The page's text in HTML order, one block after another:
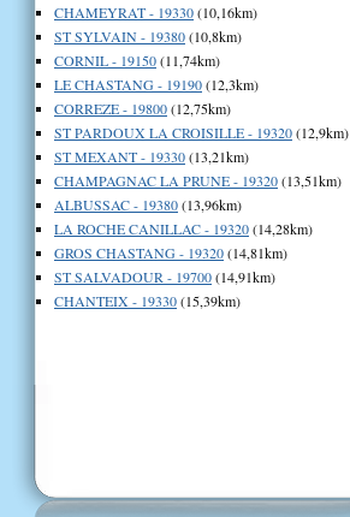
CHAMEYRAT - 19330(10,16km)
ST SYLVAIN - 19380(10,8km)
CORNIL - 19150(11,74km)
LE CHASTANG - 19190(12,3km)
CORREZE - 19800(12,75km)
ST PARDOUX LA CROISILLE - 19320(12,9km)
ST MEXANT - 19330(13,21km)
CHAMPAGNAC LA PRUNE - 19320(13,51km)
ALBUSSAC - 19380(13,96km)
LA ROCHE CANILLAC - 19320(14,28km)
GROS CHASTANG - 19320(14,81km)
ST SALVADOUR - 19700(14,91km)
CHANTEIX - 19330(15,39km)